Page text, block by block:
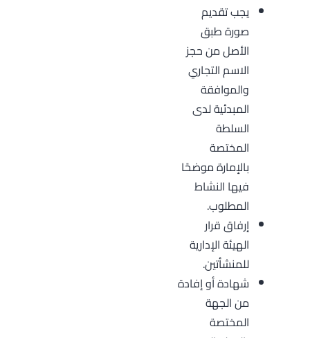
يجب تقديم
صورة طبق
الأصل من حجز
الاسم التجاري
والموافقة
المبدئية لدى
السلطة
المختصة
بالإمارة موضحًا
فيها النشاط
المطلوب.
إرفاق قرار
الهيئة الإدارية
للمنشأتين.
شهادة أو إفادة
من الجهة
المختصة